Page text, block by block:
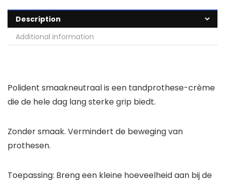
Description
Additional information
Polident smaakneutraal is een tandprothese-crème
die de hele dag lang sterke grip biedt.
Zonder smaak. Vermindert de beweging van
prothesen.
Toepassing: Breng een kleine hoeveelheid aan bij de